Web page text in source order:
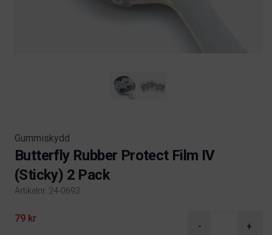
Gummiskydd
Butterfly Rubber Protect Film IV
(Sticky) 2 Pack
Artikelnr. 24-0693
Product information
79 kr
- +